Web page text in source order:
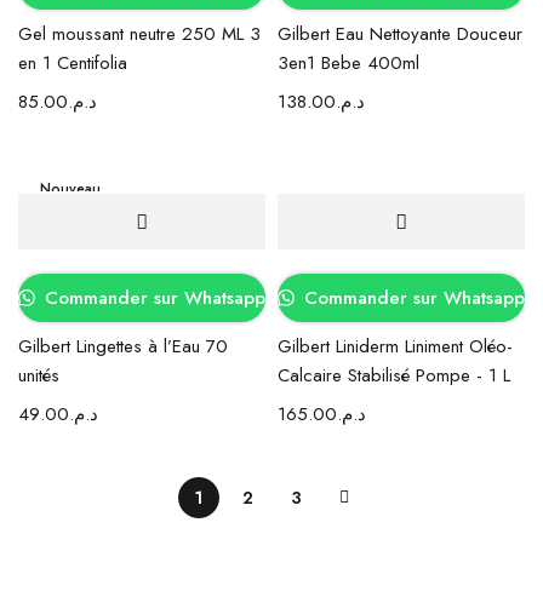
Gel moussant neutre 250 ML 3
en 1 Centifolia
د.م.85.00
Gilbert Eau Nettoyante Douceur
3en1 Bebe 400ml
د.م.138.00
Nouveau
Commander sur Whatsapp
Gilbert Lingettes à l’Eau 70
unités
د.م.49.00
Commander sur Whatsapp
Gilbert Liniderm Liniment Oléo-
Calcaire Stabilisé Pompe - 1 L
د.م.165.00
1 2 3